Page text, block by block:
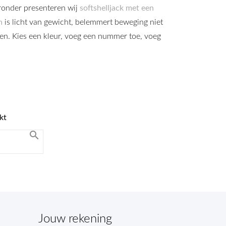
presenteren wij softshelljack met een
is licht van gewicht, belemmert beweging niet
Kies een kleur, voeg een nummer toe, voeg

Jouw rekening